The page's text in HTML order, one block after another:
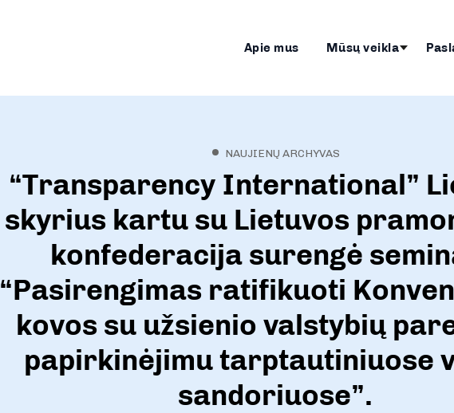
Apie mus Mūsų veikla
NAUJIENŲ ARCHYVAS
“Transparency International”
skyrius kartu su Lietuvos
konfederacija surengė
“Pasirengimas ratifikuoti
kovos su užsienio valstybių
papirkinėjimu tarptautiniuose
sandoriuose”.